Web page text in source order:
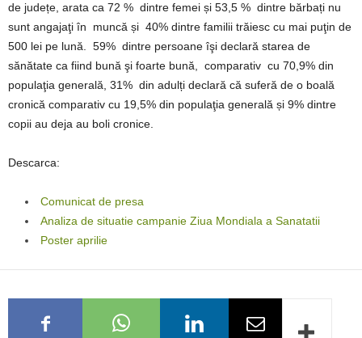
de județe, arata ca 72 % dintre femei și 53,5 % dintre bărbați nu
sunt angajaţi în muncă și 40% dintre familii trăiesc cu mai puţin de
500 lei pe lună. 59% dintre persoane îşi declară starea de
sănătate ca fiind bună şi foarte bună, comparativ cu 70,9% din
populaţia generală, 31% din adulți declară că suferă de o boală
cronică comparativ cu 19,5% din populaţia generală și 9% dintre
copii au deja au boli cronice.
Descarca:
Comunicat de presa
Analiza de situatie campanie Ziua Mondiala a Sanatatii
Poster aprilie